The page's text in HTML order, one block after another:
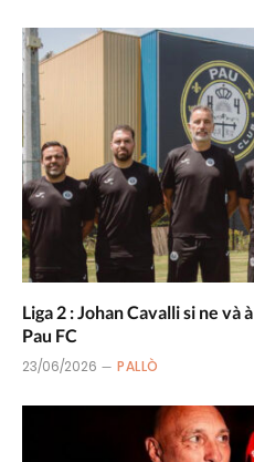
Liga 2 : Johan Cavalli si ne
Pau FC
23/06/2026 PALLÒ